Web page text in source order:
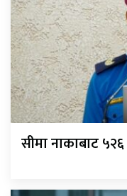
सीमा नाकाबाट